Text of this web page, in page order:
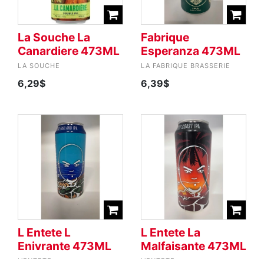
La Souche La
Canardiere 473ML
LA SOUCHE
6,29$
Fabrique
Esperanza 473ML
LA FABRIQUE BRASSERIE
6,39$
L Entete L
Enivrante 473ML
L Entete La
Malfaisante 473ML